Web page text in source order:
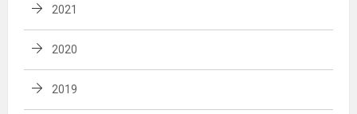
2021
2020
2019